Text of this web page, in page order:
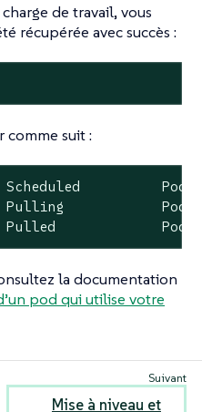
de travail, vous
récupérée avec succès :
comme suit :
Pod
Pod
Pod
la documentation
pod qui utilise votre
Mise à niveau et